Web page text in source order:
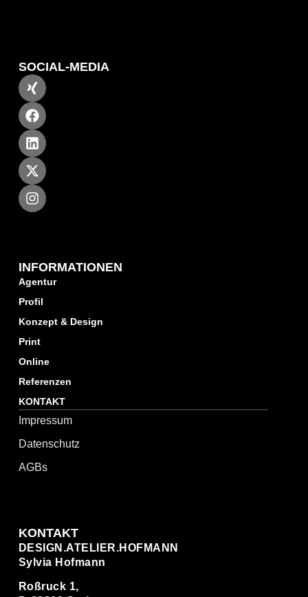
INFORMATIONEN
Agentur
Profil
Konzept & Design
Print
Online
Referenzen
KONTAKT
Impressum
Datenschutz
AGBs
KONTAKT
DESIGN.ATELIER.HOFMANN
Sylvia Hofmann
Roßruck 1,
SOCIAL-MEDIA